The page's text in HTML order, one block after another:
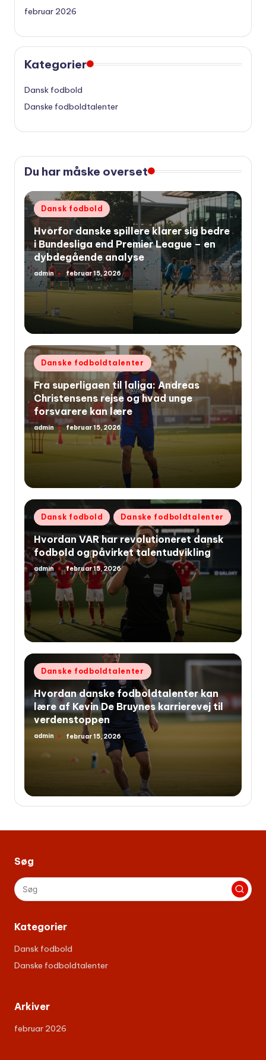
februar 2026
Kategorier
Dansk fodbold
Danske fodboldtalenter
Du har måske overset
Udgivet
i
Dansk fodbold
Hvorfor danske spillere klarer sig bedre
i Bundesliga end Premier League – en
dybdegående analyse
Indsendt
af
admin februar 15, 2026
Udgivet
Danske fodboldtalenter
Fra superligaen til laliga: Andreas
Christensens rejse og hvad unge
forsvarere kan lære
Indsendt
admin februar 15, 2026
Udgivet
Dansk fodbold Danske fodboldtalenter
Hvordan VAR har revolutioneret dansk
fodbold og påvirket talentudvikling
Indsendt
af
admin februar 15, 2026
Udgivet
Danske fodboldtalenter
Hvordan danske fodboldtalenter kan
lære af Kevin De Bruynes karrierevej til
verdenstoppen
Indsendt
admin februar 15, 2026
Søg
Kategorier
Dansk fodbold
Danske fodboldtalenter
Arkiver
februar 2026